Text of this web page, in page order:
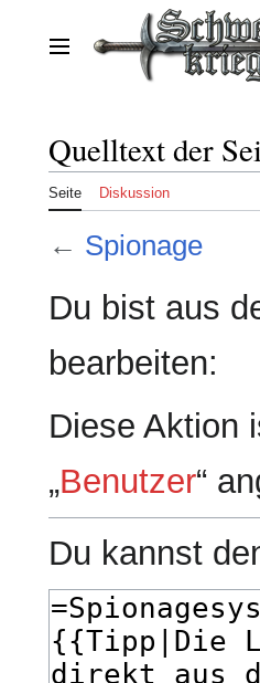
springenHauptmenü
Quelltext der
Seite Diskussion
← Spionage
Du bist aus
bearbeiten:
Diese Aktion
„Benutzer“
Du kannst